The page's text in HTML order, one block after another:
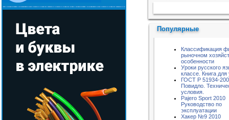
Популярные
Классификация
рыночном
особенности
Уроки русского
классе. Книга для
ГОСТ Р 51934-
Повидло.
условия.
Pajero Sport 2010
Руководство по
эксплуатации
Хакер №9 2010